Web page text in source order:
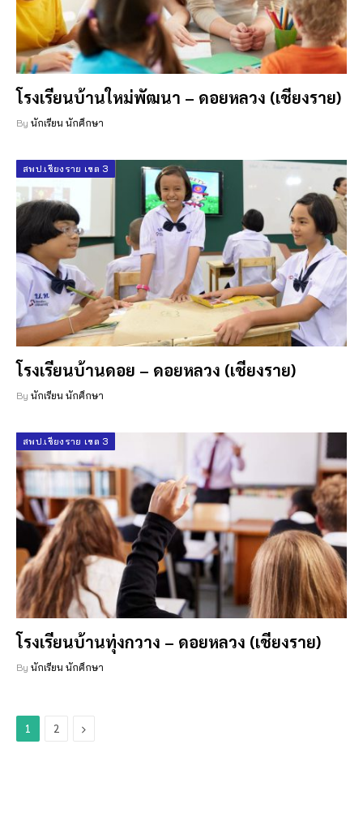
โรงเรียนบ้านใหม่พัฒนา – ดอยหลวง (เชียงราย)
By นักเรียน นักศึกษา
สพป.เชียงราย เขต 3
โรงเรียนบ้านดอย – ดอยหลวง (เชียงราย)
By นักเรียน นักศึกษา
สพป.เชียงราย เขต 3
โรงเรียนบ้านทุ่งกวาง – ดอยหลวง (เชียงราย)
By นักเรียน นักศึกษา
1 2 Next